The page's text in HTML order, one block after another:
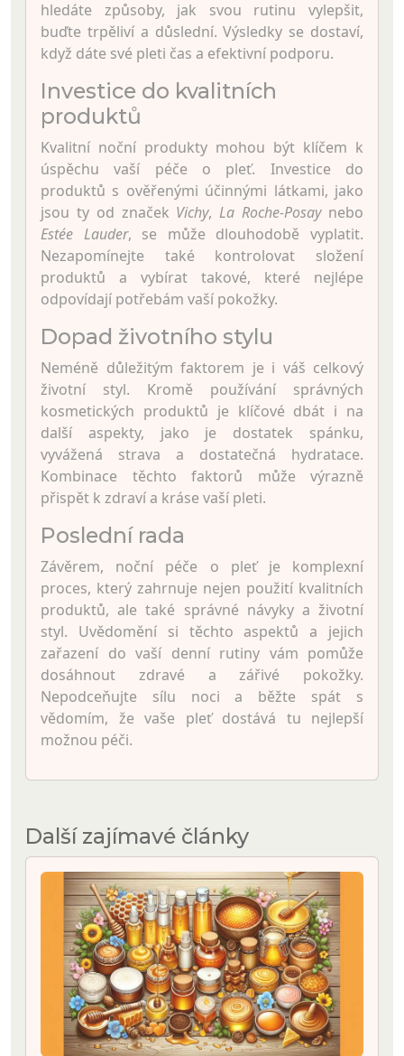
hledáte způsoby, jak svou rutinu vylepšit,
buďte trpěliví a důslední. Výsledky se dostaví,
když dáte své pleti čas a efektivní podporu.
Investice do kvalitních
produktů
Kvalitní noční produkty mohou být klíčem k
úspěchu vaší péče o pleť. Investice do
produktů s ověřenými účinnými látkami, jako
jsou ty od značek Vichy,La Roche-Posaynebo
Estée Lauder, se může dlouhodobě vyplatit.
Nezapomínejte také kontrolovat složení
produktů a vybírat takové, které nejlépe
odpovídají potřebám vaší pokožky.
Dopad životního stylu
Neméně důležitým faktorem je i váš celkový
životní styl. Kromě používání správných
kosmetických produktů je klíčové dbát i na
další aspekty, jako je dostatek spánku,
vyvážená strava a dostatečná hydratace.
Kombinace těchto faktorů může výrazně
přispět k zdraví a kráse vaší pleti.
Poslední rada
Závěrem, noční péče o pleť je komplexní
proces, který zahrnuje nejen použití kvalitních
produktů, ale také správné návyky a životní
styl. Uvědomění si těchto aspektů a jejich
zařazení do vaší denní rutiny vám pomůže
dosáhnout zdravé a zářivé pokožky.
Nepodceňujte sílu noci a běžte spát s
vědomím, že vaše pleť dostává tu nejlepší
možnou péči.
Další zajímavé články